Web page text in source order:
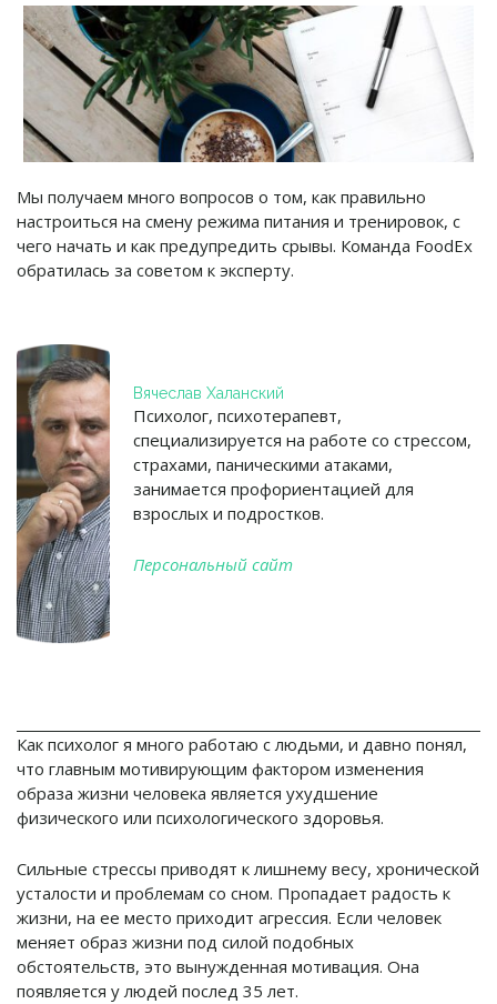
Мы получаем много вопросов о том, как правильно
настроиться на смену режима питания и тренировок, с
чего начать и как предупредить срывы. Команда FoodEx
обратилась за советом к эксперту.
Вячеслав Халанский
Психолог, психотерапевт,
специализируется на работе со стрессом,
страхами, паническими атаками,
занимается профориентацией для
взрослых и подростков.
Персональный сайт
Как психолог я много работаю с людьми, и давно понял,
что главным мотивирующим фактором изменения
образа жизни человека является ухудшение
физического или психологического здоровья.
Сильные стрессы приводят к лишнему весу, хронической
усталости и проблемам со сном. Пропадает радость к
жизни, на ее место приходит агрессия. Если человек
меняет образ жизни под силой подобных
обстоятельств, это вынужденная мотивация. Она
появляется у людей послед 35 лет.